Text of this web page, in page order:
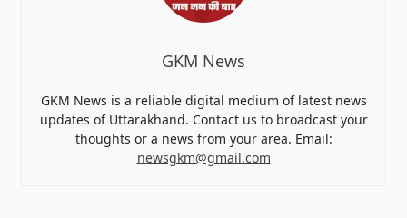
GKM News
GKM News is a reliable digital medium of latest news
updates of Uttarakhand. Contact us to broadcast your
thoughts or a news from your area. Email:
newsgkm@gmail.com